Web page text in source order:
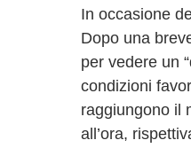
In occasione
Dopo una
per vedere un
condizioni
raggiungono il
all’ora,